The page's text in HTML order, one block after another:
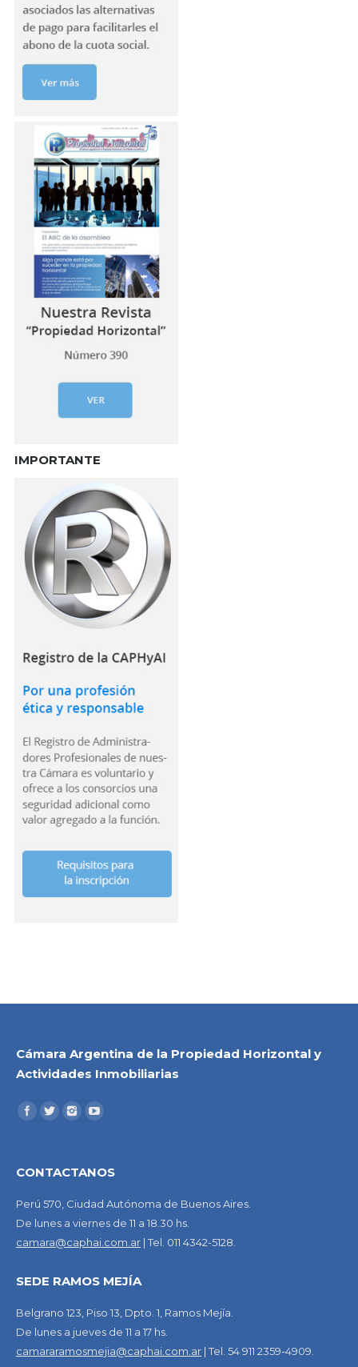
IMPORTANTE
Cámara Argentina de la Propiedad Horizontal y
Actividades Inmobiliarias
CONTACTANOS
Perú 570, Ciudad Autónoma de Buenos Aires.
De lunes a viernes de 11 a 18.30 hs.
camara@caphai.com.ar | Tel. 011 4342-5128.
SEDE RAMOS MEJÍA
Belgrano 123, Piso 13, Dpto. 1, Ramos Mejía.
De lunes a jueves de 11 a 17 hs.
camararamosmejia@caphai.com.ar | Tel. 54 911 2359-4909.